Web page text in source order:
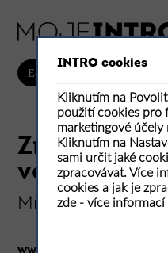
INTRO cookies
Kliknutím na
použití cookies pro
marketingové účely
Kliknutím na
sami určit jaké
zpracovávat. Více
cookies a jak je
zde - více informací
E-shop
ve stráni
Mimosa architekti